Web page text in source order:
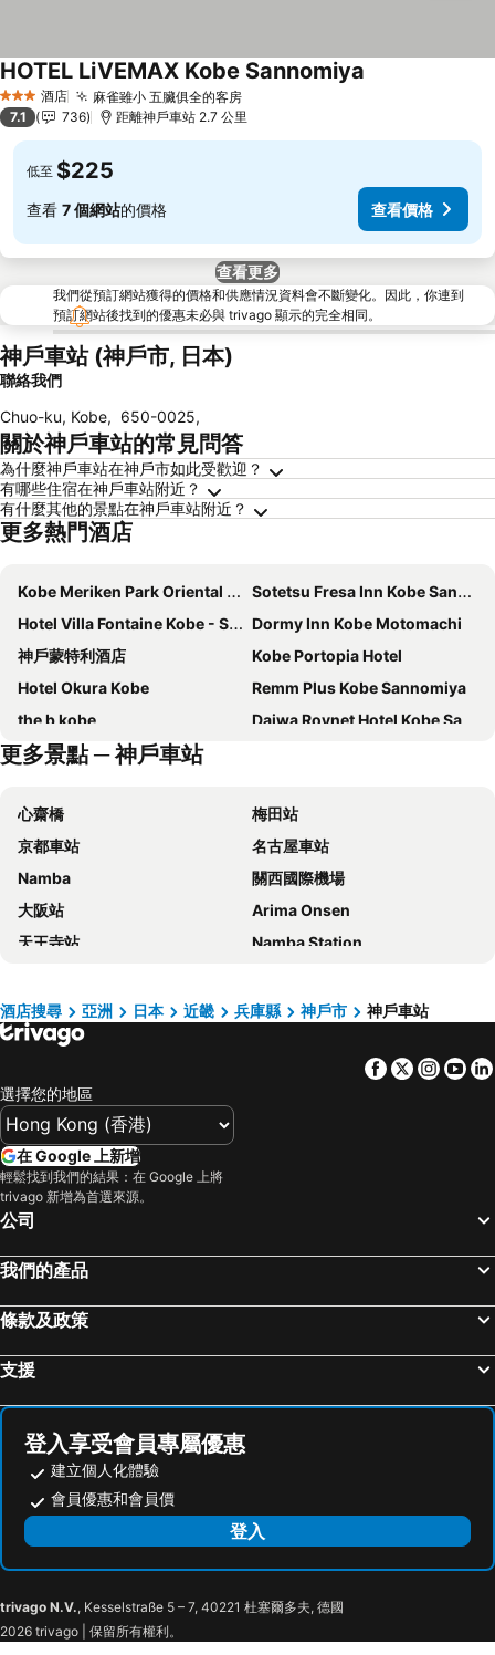
3 星級 酒店 麻雀雖小 五臟俱全的客房查看價格
HOTEL LiVEMAX Kobe Sannomiya
7.1 736 距離神戶車站 2.7 公里
低至 $225
查看 7 個網站的價格 查看價格
查看更多
我們從預訂網站獲得的價格和供應情況資料會不斷變化。因此，你連到
預訂網站後找到的優惠未必與 trivago 顯示的完全相同。
神戶車站 (神戶市, 日本)
聯絡我們
Chuo-ku, Kobe, 650-0025,
關於神戶車站的常見問答
為什麼神戶車站在神戶市如此受歡迎？
有哪些住宿在神戶車站附近？
有什麼其他的景點在神戶車站附近？
更多熱門酒店
Kobe Meriken Park Oriental Hotel
Sotetsu Fresa Inn Kobe Sannomiya
Hotel Villa Fontaine Kobe - Sannomiya
Dormy Inn Kobe Motomachi
神戶蒙特利酒店
Kobe Portopia Hotel
Hotel Okura Kobe
Remm Plus Kobe Sannomiya
the b kobe
Daiwa Roynet Hotel Kobe Sannomiya
The Royal Park Canvas Kobe Sannomiya
Candeo Hotels Kobe Tor Road
Comfort Hotel ERA Kobe Sannomiya
Seaside Hotel Maiko Villa Kobe
Hotel Sunroute Sopra Kobe
Kobe Luminous Hotel Sannomiya
Hotel Monte Hermana Kobe Amalie
KOKO HOTEL Kobe Sannomiya
Arima Onsen Takayamaso Hanano
Ana Crowne Plaza Kobe By Ihg
Four Points Flex by Sheraton Kobe Sannomiya
Kobe Plaza Hotel
Hotel Sunroute Sopra Kobe Annesso
Merveille Arima
Centurion Hotel Vintage Kobe
Kobe Plaza Hotel West
Hotel Plaza Kobe
Hotel Casabella Inn Kobe
Green Rich Hotel Kobe Sannomiya
Kobe Sannomiya Tokyu REI Hotel
Oriental Hotel
東橫INN 神戶三之宮 1
Hotel La Suite Kobe Harborland
Hotel Pearl City Kobe
Winbell Magic
Hotel Livemax Kobe
Smile Hotel Kobe Motomachi
HOTEL LiVEMAX Nishinomiya
Kobe Guesthouse
リベラル 神戸三宮男塾ホテルグループ
更多景點 ─ 神戶車站
心齋橋
梅田站
京都車站
名古屋車站
Namba
關西國際機場
大阪站
Arima Onsen
天王寺站
Namba Station
梅田天空之城
神戶三宮車站
Namba City
新大阪站
白浜溫泉
大阪城
嵐山竹林
大阪國際機場
清水寺
名古屋飞行场
Rinku Town Station
Tottori Station
三朝溫泉
神戶車站
Nagoya Dome
Nipponbashi Station
三宮車站
Nagoyajo Station
Kitahama Station
Kobe Port Tower
Meriken Park
Nankinmachi
Motomachi Station
酒店搜尋 亞洲 日本 近畿 兵庫縣 神戶市 神戶車站
Facebook
Twitter
選擇您的地區
在 Google 上新增
輕鬆找到我們的結果：在 Google 上將
trivago 新增為首選來源。
公司
我們的產品
條款及政策
支援
登入享受會員專屬優惠
建立個人化體驗
會員優惠和會員價
登入
trivago N.V., Kesselstraße 5 – 7, 40221 杜塞爾多夫, 德國
2026 trivago | 保留所有權利。